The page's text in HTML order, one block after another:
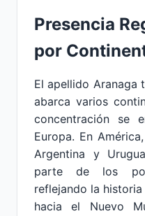
Presencia
por
El apellido Aranaga
abarca varios
concentración se
Europa. En
Argentina y
parte de los
reflejando la
hacia el Nuevo